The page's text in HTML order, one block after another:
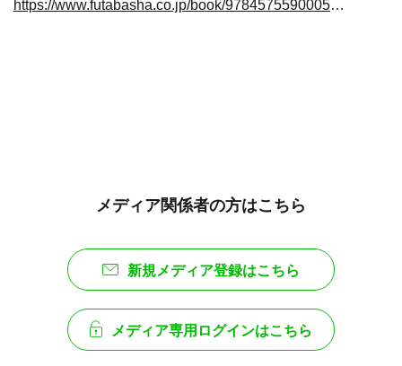
https://www.futabasha.co.jp/book/97845755900050000000
メディア関係者の方はこちら
新規メディア登録はこちら
メディア専用ログインはこちら